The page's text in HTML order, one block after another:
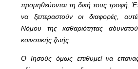
προμηθεύονται τη δική τους τροφή.
να ξεπεραστούν οι διαφορές,
Νόμου της καθαριότητας
κοινοτικής ζωής.
Ο Ιησούς όμως επιθυμεί να